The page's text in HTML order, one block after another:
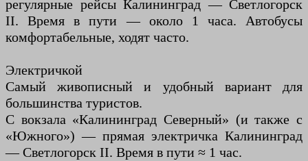
регулярные рейсы Калининград — Светлогорск
II. Время в пути — около 1 часа. Автобусы
комфортабельные, ходят часто.
Электричкой
Самый живописный и удобный вариант для
большинства туристов.
С вокзала «Калининград Северный» (и также с
«Южного») — прямая электричка Калининград
— Светлогорск II. Время в пути ≈ 1 час.